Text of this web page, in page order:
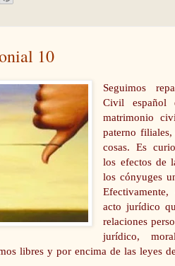
10
Seguimos
Civil
matrimonio
paterno filiales,
cosas. Es
los efectos de
los cónyuges
acto jurídico
relaciones
jurídico,
libres y por encima de las leyes